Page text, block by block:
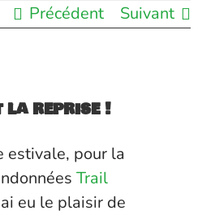
Précédent Suivant
la reprise !
estivale, pour la
Trail
eu le plaisir de